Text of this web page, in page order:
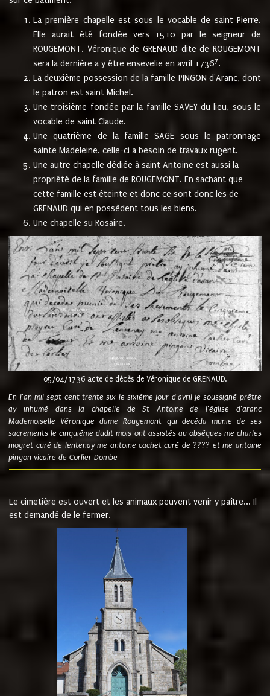
La première chapelle est sous le vocable de saint Pierre.
Elle aurait été fondée vers 1510 par le seigneur de
ROUGEMONT. Véronique de GRENAUD dite de ROUGEMONT
sera la dernière a y être ensevelie en avril 17367.
La deuxième possession de la famille PINGON d'Aranc, dont
le patron est saint Michel.
Une troisième fondée par la famille SAVEY du lieu, sous le
vocable de saint Claude.
Une quatrième de la famille SAGE sous le patronnage
sainte Madeleine. celle-ci a besoin de travaux rugent.
Une autre chapelle dédiée à saint Antoine est aussi la
propriété de la famille de ROUGEMONT. En sachant que
cette famille est éteinte et donc ce sont donc les de
GRENAUD qui en possèdent tous les biens.
Une chapelle su Rosaire.
05/04/1736 acte de décès de Véronique de GRENAUD.
En l'an mil sept cent trente six le sixième jour d'avril je soussigné prêtre
ay inhumé dans la chapelle de St Antoine de l'église d'aranc
Mademoiselle Véronique dame Rougemont qui decéda munie de ses
sacrements le cinquième dudit mois ont assistés au obsèques me charles
niogret curé de lentenay me antoine cachet curé de ???? et me antoine
pingon vicaire de Corlier Dombe
Le cimetière est ouvert et les animaux peuvent venir y paître... Il
est demandé de le fermer.